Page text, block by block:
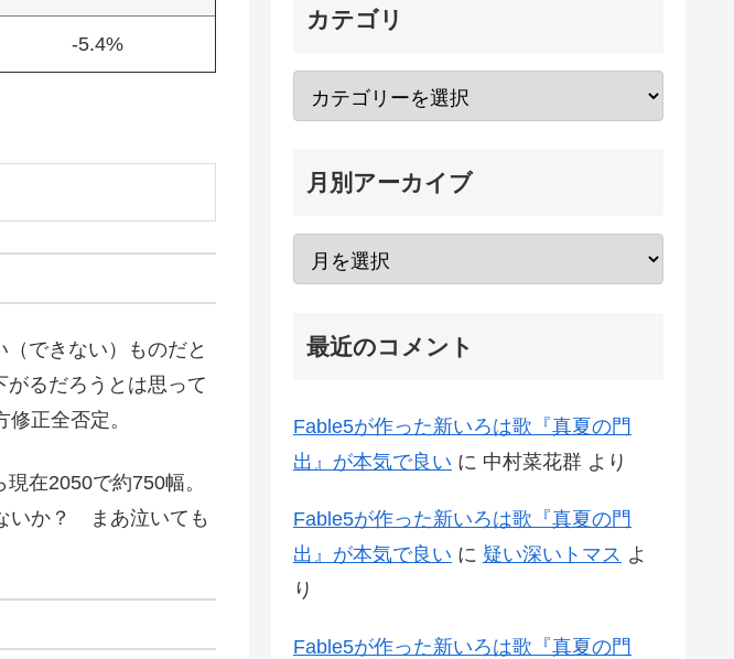
-5.4%
できない）ものだと
るだろうとは思って
正全否定。
在2050で約750幅。
いか？ まあ泣いても
カテゴリ
月別アーカイブ
最近のコメント
Fable5が作った新いろは歌『真夏の門
出』が本気で良い に 中村菜花群 より
Fable5が作った新いろは歌『真夏の門
出』が本気で良い に 疑い深いトマス よ
り
Fable5が作った新いろは歌『真夏の門